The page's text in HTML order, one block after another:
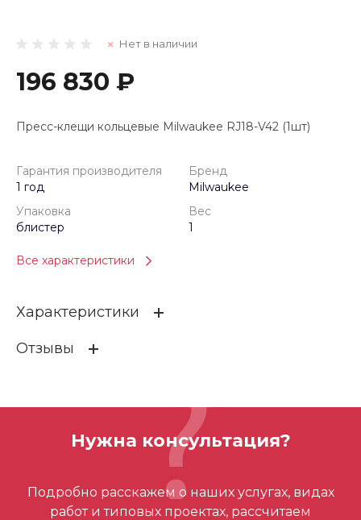
Нет в наличии
196 830 ₽
Пресс-клещи кольцевые Milwaukee RJ18-V42 (1шт)
Гарантия производителя
1 год
Бренд
Milwaukee
Упаковка
блистер
Вес
1
Все характеристики
Характеристики
Гарантия производителя
блистер
1
Форма зажима V
Отзывы
Отзывов ещё нет – ваш может стать
первым
Нужна консультация?
Подробно расскажем о наших услугах, видах
работ и типовых проектах, рассчитаем